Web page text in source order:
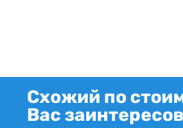
Схожий по
Вас